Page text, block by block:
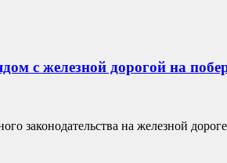
с железной дорогой на
законодательства на железной